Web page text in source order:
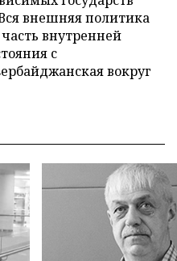
внешняя политика
внутренней
с
вокруг